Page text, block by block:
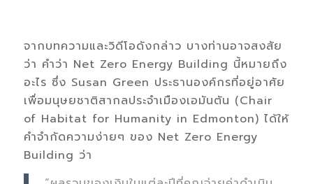
จากบทความและวิดีโอดังกล่าว บางท่านอาจสงสัย
ว่า คำว่า Net Zero Energy Building นี้หมายถึง
อะไร ซึ่ง Susan Green ประธานองค์กรที่อยู่อาศัย
เพื่อมนุษยชาติสากลประจำเมืองเอมันตัน (Chair
of Habitat for Humanity in Edmonton) ได้ให้
คำจำกัดความง่ายๆ ของ Net Zero Energy
Building ว่า